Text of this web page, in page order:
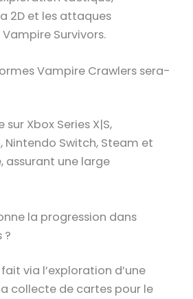
2D et les attaques
Survivors.
Vampire Crawlers sera-
Xbox Series X|S,
Nintendo Switch, Steam et
assurant une large
la progression dans
?
via l’exploration d’une
collecte de cartes pour le